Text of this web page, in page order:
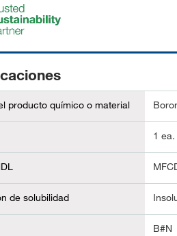
producto químico o material
1 ea.
de solubilidad
B#N